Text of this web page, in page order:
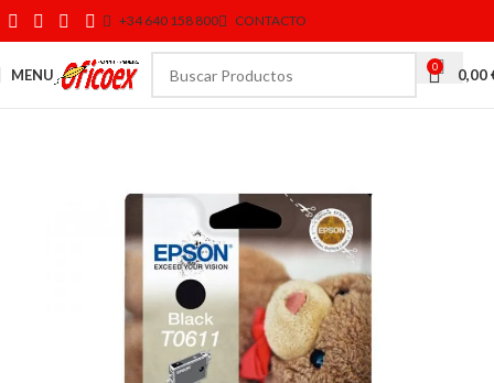
+34 640 158 800 CONTACTO
MENU 0 0,00